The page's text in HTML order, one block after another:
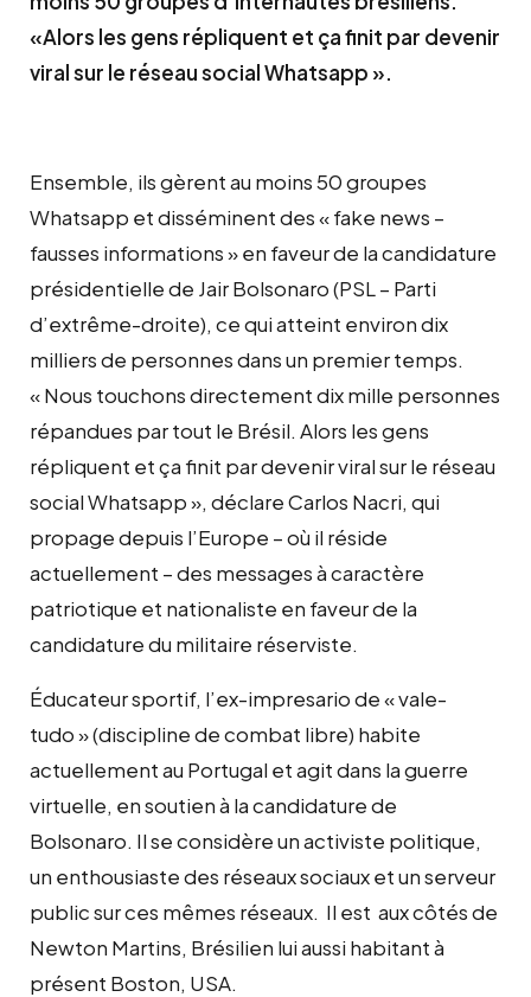
«Alors les gens répliquent et ça finit par devenir
viral sur le réseau social Whatsapp ».
Ensemble, ils gèrent au moins 50 groupes
Whatsapp et disséminent des « fake news –
fausses informations » en faveur de la candidature
présidentielle de Jair Bolsonaro (PSL – Parti
d’extrême-droite), ce qui atteint environ dix
milliers de personnes dans un premier temps.
« Nous touchons directement dix mille personnes
répandues par tout le Brésil. Alors les gens
répliquent et ça finit par devenir viral sur le réseau
social Whatsapp », déclare Carlos Nacri, qui
propage depuis l’Europe – où il réside
actuellement – des messages à caractère
patriotique et nationaliste en faveur de la
candidature du militaire réserviste.
Éducateur sportif, l’ex-impresario de « vale-
tudo » (discipline de combat libre) habite
actuellement au Portugal et agit dans la guerre
virtuelle, en soutien à la candidature de
Bolsonaro. Il se considère un activiste politique,
un enthousiaste des réseaux sociaux et un serveur
public sur ces mêmes réseaux. Il est aux côtés de
Newton Martins, Brésilien lui aussi habitant à
présent Boston, USA.